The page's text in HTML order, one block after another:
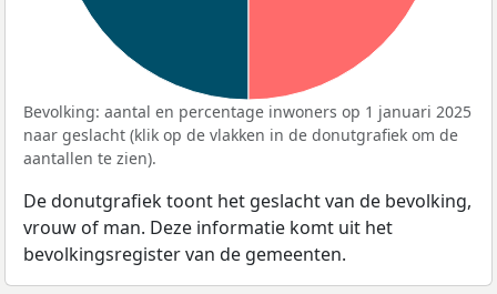
Bevolking: aantal en percentage inwoners op 1 januari 2025
naar geslacht (klik op de vlakken in de donutgrafiek om de
aantallen te zien).
De donutgrafiek toont het geslacht van de bevolking,
vrouw of man. Deze informatie komt uit het
bevolkingsregister van de gemeenten.